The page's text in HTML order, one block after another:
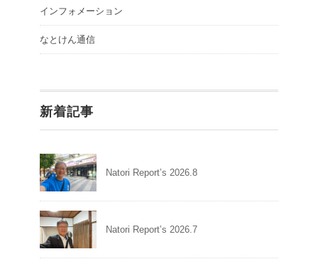
インフォメーション
なとけん通信
新着記事
Natori Report’s 2026.8
Natori Report’s 2026.7